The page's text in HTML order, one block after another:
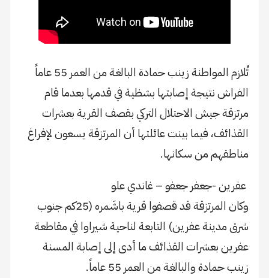
تُلازم المواطنة زينب حمادة البالغة من العمر 55 عاماً
الفراش نتيجة إصابتها بشظية في قدمها بعدما قام
مرتزقة جيش الاحتلال التركي بقصف القرية بعشرات
القذائف، فيما بينت عائلتها أن المرتزقة يسعون لإفراغ
مناطقهم من سكانها.
عفرين -جعفر جعفو – غاندي علو
وكان المرتزقة قد قصفوا قرية باشَمره (25كم جنوب
شرق مدينة عفرين) التابعة لناحية شيراوا في مقاطعة
عفرين بعشرات القذائف ما أدى إلى إصابة المسنة
زينب حمادة والبالغة من العمر 55 عاماً.